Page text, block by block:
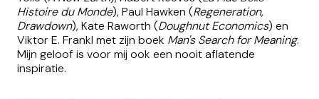
Histoire du Monde), Paul Hawken (Regeneration,
Drawdown), Kate Raworth (Doughnut Economics) en
Viktor E. Frankl met zijn boek Man's Search for Meaning.
Mijn geloof is voor mij ook een nooit aflatende
inspiratie.